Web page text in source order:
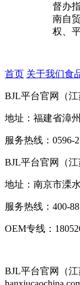
督办
南自
权、
首页 关于我们食
BJL平台官网（
地址：福建省漳
服务热线：0596-
BJL平台官网（
地址：南京市溧
服务热线：400-
OEM专线：
BJL平台官网（